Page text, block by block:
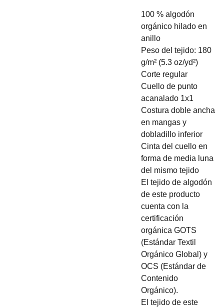
100 % algodón
orgánico hilado en
anillo
Peso del tejido: 180
g/m² (5.3 oz/yd²)
Corte regular
Cuello de punto
acanalado 1x1
Costura doble ancha
en mangas y
dobladillo inferior
Cinta del cuello en
forma de media luna
del mismo tejido
El tejido de algodón
de este producto
cuenta con la
certificación
orgánica GOTS
(Estándar Textil
Orgánico Global) y
OCS (Estándar de
Contenido
Orgánico).
El tejido de este